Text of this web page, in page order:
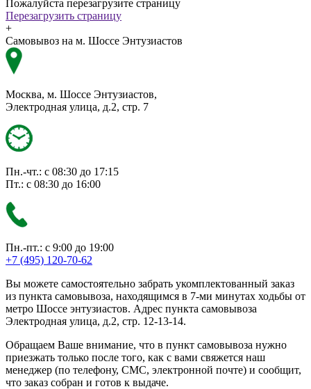
Пожалуйста перезагрузите страницу
Перезагрузить страницу
+
Самовывоз на м. Шоссе Энтузиастов
Москва, м. Шоссе Энтузиастов,
Электродная улица, д.2, стр. 7
Пн.-чт.: с 08:30 до 17:15
Пт.: с 08:30 до 16:00
Пн.-пт.: с 9:00 до 19:00
+7 (495) 120-70-62
Вы можете самостоятельно забрать укомплектованный заказ
из пункта самовывоза, находящимся в 7-ми минутах ходьбы от
метро Шоссе энтузиастов. Адрес пункта самовывоза
Электродная улица, д.2, стр. 12-13-14.
Обращаем Ваше внимание, что в пункт самовывоза нужно
приезжать только после того, как с вами свяжется наш
менеджер (по телефону, СМС, электронной почте) и сообщит,
что заказ собран и готов к выдаче.